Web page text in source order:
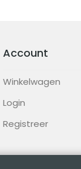
Account
Winkelwagen
Login
Registreer